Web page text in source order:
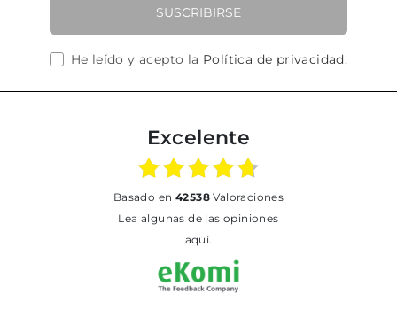
SUSCRIBIRSE
He leído y acepto la Política de privacidad.
Excelente
basado en 42538Valoraciones
Lea algunas de las opiniones
aquí.